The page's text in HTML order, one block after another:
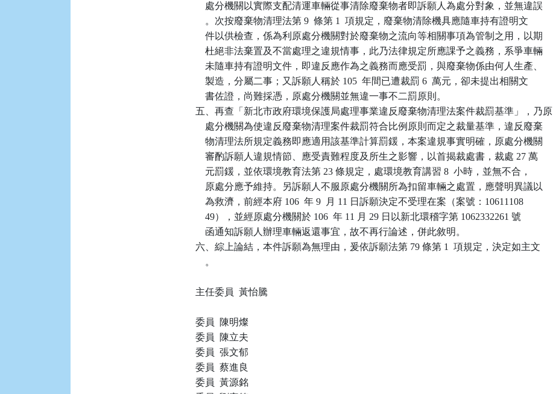
    處分機關以實際支配清運車輛從事清除廢棄物者即訴願人為處分對象，並無違誤
    。次按廢棄物清理法第 9  條第 1  項規定，廢棄物清除機具應隨車持有證明文
    件以供檢查，係為利原處分機關對於廢棄物之流向等相關事項為管制之用，以期
    杜絕非法棄置及不當處理之違規情事，此乃法律規定所應課予之義務，系爭車輛
    未隨車持有證明文件，即違反應作為之義務而應受罰，與廢棄物係由何人生產、
    製造，分屬二事；又訴願人稱於 105  年間已遭裁罰 6  萬元，卻未提出相關文
    書佐證，尚難採憑，原處分機關並無違一事不二罰原則。
五、再查「新北市政府環境保護局處理事業違反廢棄物清理法案件裁罰基準」，乃原
    處分機關為使違反廢棄物清理案件裁罰符合比例原則而定之裁量基準，違反廢棄
    物清理法所規定義務即應適用該基準計算罰鍰，本案違規事實明確，原處分機關
    審酌訴願人違規情節、應受責難程度及所生之影響，以首揭裁處書，裁處 27 萬
    元罰鍰，並依環境教育法第 23 條規定，處環境教育講習 8  小時，並無不合，
    原處分應予維持。另訴願人不服原處分機關所為扣留車輛之處置，應聲明異議以
    為救濟，前經本府 106  年 9  月 11 日訴願決定不受理在案（案號：10611108
    49），並經原處分機關於 106  年 11 月 29 日以新北環稽字第 1062332261 號
    函通知訴願人辦理車輛返還事宜，故不再行論述，併此敘明。
六、綜上論結，本件訴願為無理由，爰依訴願法第 79 條第 1  項規定，決定如主文
    。
主任委員  黃怡騰
委員  陳明燦
委員  陳立夫
委員  張文郁
委員  蔡進良
委員  黃源銘